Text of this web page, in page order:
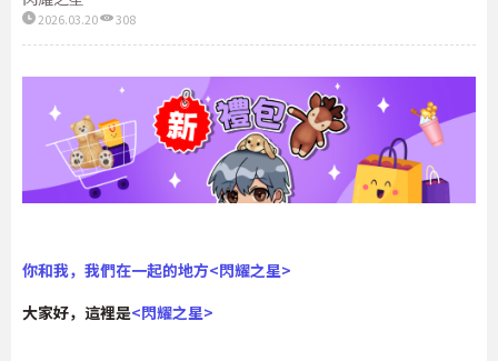
2026.03.20 308
你和我，我們在一起的地方<閃耀之星>
大家好，這裡是<閃耀之星>